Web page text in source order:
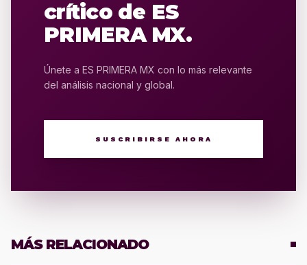
crítico de ES
PRIMERA MX.
Únete a ES PRIMERA MX con lo más relevante
del análisis nacional y global.
SUSCRIBIRSE AHORA
MÁS RELACIONADO